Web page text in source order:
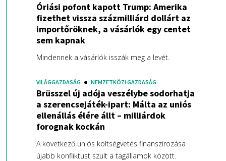
Óriási pofont kapott Trump: Amerika
fizethet vissza százmilliárd dollárt az
importőröknek, a vásárlók egy centet
sem kapnak
Mindennek a vásárlók isszák meg a levét.
VILÁGGAZDASÁG NEMZETKÖZI GAZDASÁG
Brüsszel új adója veszélybe sodorhatja
a szerencsejáték-ipart: Málta az uniós
ellenállás élére állt – milliárdok
forognak kockán
A következő uniós költségvetés finanszírozása
újabb konfliktust szült a tagállamok között.